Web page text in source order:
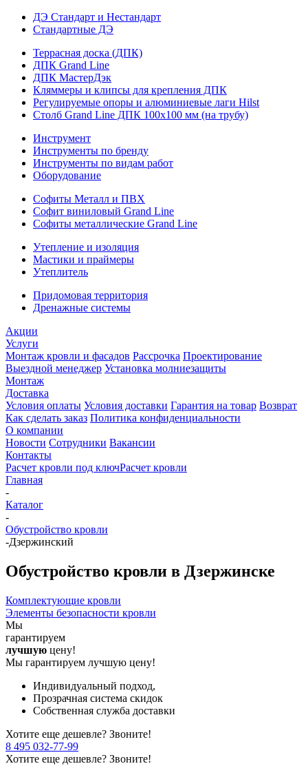
ДЭ Стандарт и Нестандарт
Стандартные ДЭ
Террасная доска (ДПК)
ДПК Grand Line
ДПК МастерДэк
Кляммеры и клипсы для крепления ДПК
Регулируемые опоры и алюминиевые лаги Hilst
Столб Grand Line ДПК 100х100 мм (на трубу)
Инструмент
Инструменты по бренду
Инструменты по видам работ
Оборудование
Софиты Металл и ПВХ
Софит виниловый Grand Line
Софиты металлические Grand Line
Утепление и изоляция
Мастики и праймеры
Утеплитель
Придомовая территория
Дренажные системы
Акции
Услуги
Монтаж кровли и фасадов Рассрочка Проектирование
Выездной менеджер Установка молниезащиты
Монтаж
Доставка
Условия оплаты Условия доставки Гарантия на товар Возврат
Как сделать заказ Политика конфиденциальности
О компании
Новости Сотрудники Вакансии
Контакты
Расчет кровли под ключРасчет кровли
Главная
-
Каталог
-
Обустройство кровли
-Дзержинский
Обустройство кровли в Дзержинске
Комплектующие кровли
Элементы безопасности кровли
Мы
гарантируем
лучшую цену!
Мы гарантируем лучшую цену!
Индивидуальный подход,
Прозрачная система скидок
Собственная служба доставки
Хотите еще дешевле? Звоните!
8 495 032-77-99
Хотите еще дешевле? Звоните!